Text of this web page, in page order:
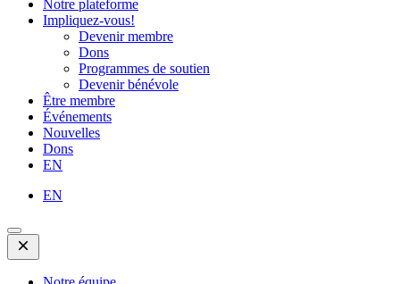
Notre plateforme
Impliquez-vous!
Devenir membre
Dons
Programmes de soutien
Devenir bénévole
Être membre
Événements
Nouvelles
Dons
EN
EN
Open
Mobile
Menu